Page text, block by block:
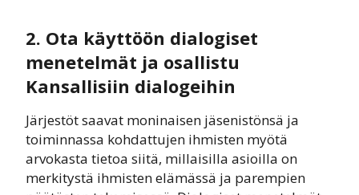
2. Ota käyttöön dialogiset
menetelmät ja osallistu
Kansallisiin dialogeihin
Järjestöt saavat moninaisen jäsenistönsä ja
toiminnassa kohdattujen ihmisten myötä
arvokasta tietoa siitä, millaisilla asioilla on
merkitystä ihmisten elämässä ja parempien